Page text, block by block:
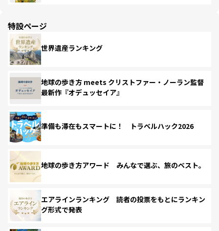
特設ページ
世界遺産ランキング
地球の歩き方 meets クリストファー・ノーラン監督
最新作『オデュッセイア』
準備も滞在もスマートに！ トラベルハック2026
地球の歩き方アワード みんなで選ぶ、旅のベスト。
エアラインランキング 読者の投票をもとにランキン
グ形式で発表